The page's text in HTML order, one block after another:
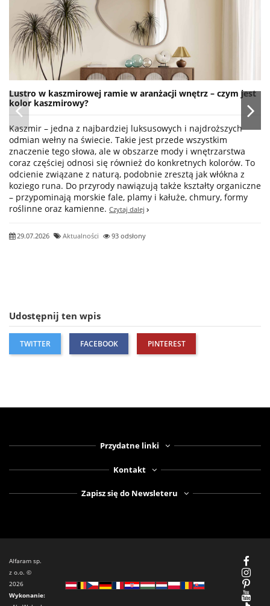
Lustro w kaszmirowej ramie w aranżacji wnętrz – czym jest
kolor kaszmirowy?
Kaszmir – jedna z najbardziej luksusowych i najdroższych
odmian wełny na świecie. Takie jest przede wszystkim
znaczenie tego słowa, ale w obszarze mody i wnętrzarstwa
coraz częściej odnosi się również do konkretnych kolorów. To
odcienie związane z naturą, podobnie zresztą jak włókna z
koziego runa. Do przyrody nawiązują także kształty organiczne
– przypominają morskie fale, plamy i kałuże, chmury, formy
roślinne oraz kamienne. Czytaj dalej
29.07.2026 Aktualności 93 odsłony
Udostępnij ten wpis
TWITTER FACEBOOK PINTEREST
Przydatne linki
Kontakt
Zapisz się do Newsleteru
Alfaram sp.
z o.o. ©
2026
Wykonanie: